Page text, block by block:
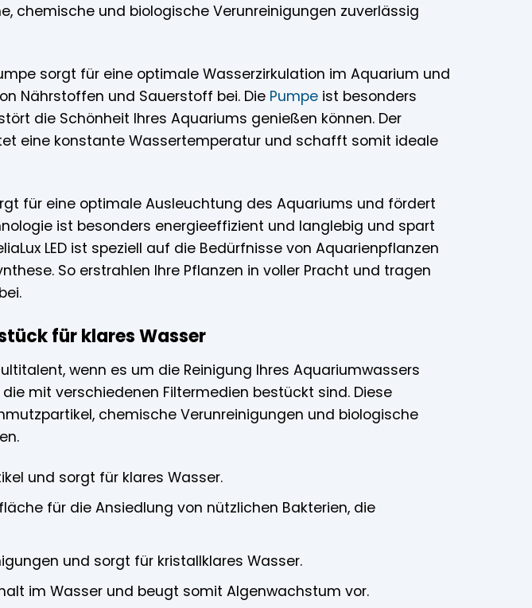
chemische und biologische Verunreinigungen zuverlässig
sorgt für eine optimale Wasserzirkulation im Aquarium und
Nährstoffen und Sauerstoff bei. Die Pumpe ist besonders
die Schönheit Ihres Aquariums genießen können. Der
eine konstante Wassertemperatur und schafft somit ideale
für eine optimale Ausleuchtung des Aquariums und fördert
ist besonders energieeffizient und langlebig und spart
LED ist speziell auf die Bedürfnisse von Aquarienpflanzen
So erstrahlen Ihre Pflanzen in voller Pracht und tragen
für klares Wasser
wenn es um die Reinigung Ihres Aquariumwassers
mit verschiedenen Filtermedien bestückt sind. Diese
chemische Verunreinigungen und biologische
und sorgt für klares Wasser.
für die Ansiedlung von nützlichen Bakterien, die
und sorgt für kristallklares Wasser.
im Wasser und beugt somit Algenwachstum vor.